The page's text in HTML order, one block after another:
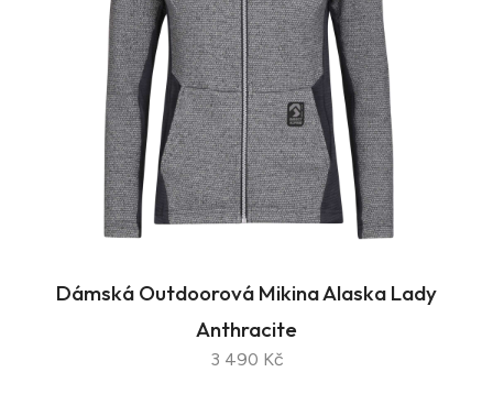
Dámská Outdoorová Mikina Alaska Lady
Anthracite
3 490 Kč